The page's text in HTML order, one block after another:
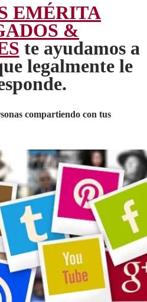
EMÉRITA
&
te ayudamos a
legalmente le
compartiendo con tus